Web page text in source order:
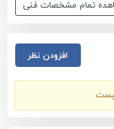
تمام مشخصات فنی
افزودن نظر